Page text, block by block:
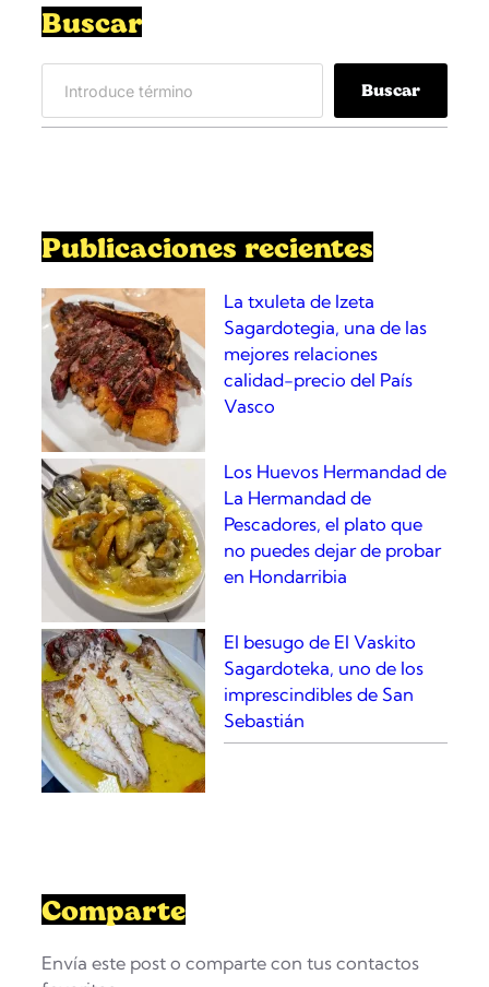
Buscar
a
Buscar
Publicaciones recientes
La txuleta de Izeta
Sagardotegia, una de las
mejores relaciones
calidad-precio del País
Vasco
Los Huevos Hermandad de
La Hermandad de
Pescadores, el plato que
no puedes dejar de probar
en Hondarribia
El besugo de El Vaskito
Sagardoteka, uno de los
imprescindibles de San
Sebastián
Comparte
Envía este post o comparte con tus contactos